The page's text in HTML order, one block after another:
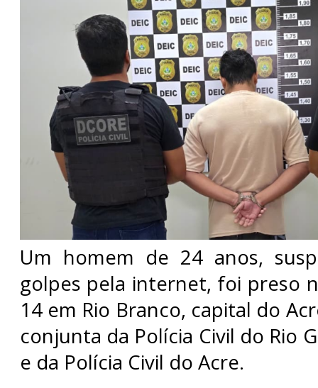
Um homem de 24 anos,
golpes pela internet, foi preso
14 em Rio Branco, capital do
conjunta da Polícia Civil do Rio
e da Polícia Civil do Acre.